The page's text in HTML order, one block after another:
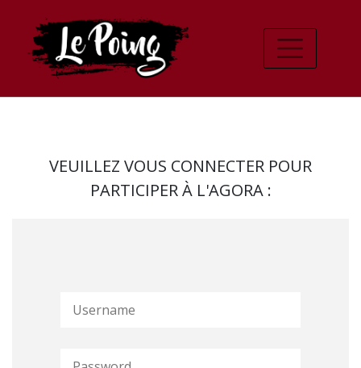
VEUILLEZ VOUS CONNECTER POUR
PARTICIPER À L'AGORA :